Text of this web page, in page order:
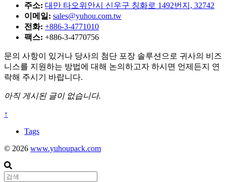
주소: 대만 타오위안시 신우구 칭화로 1492번지, 32742
이메일: sales@yuhou.com.tw
전화: +886-3-4771010
팩스: +886-3-4770756
문의 사항이 있거나 당사의 첨단 포장 솔루션으로 귀사의 비즈
니스를 지원하는 방법에 대해 논의하고자 하시면 언제든지 연
락해 주시기 바랍니다.
아직 게시된 글이 없습니다.
↑
Tags
© 2026 www.yuhoupack.com